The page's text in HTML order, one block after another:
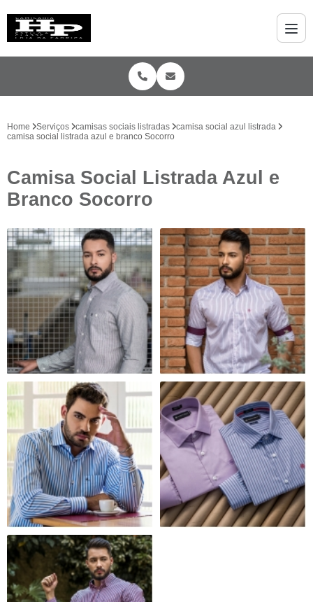
Home Serviços camisas sociais listradas
camisa social azul listrada
camisa social listrada azul e branco Socorro
Camisa Social Listrada Azul e
Branco Socorro